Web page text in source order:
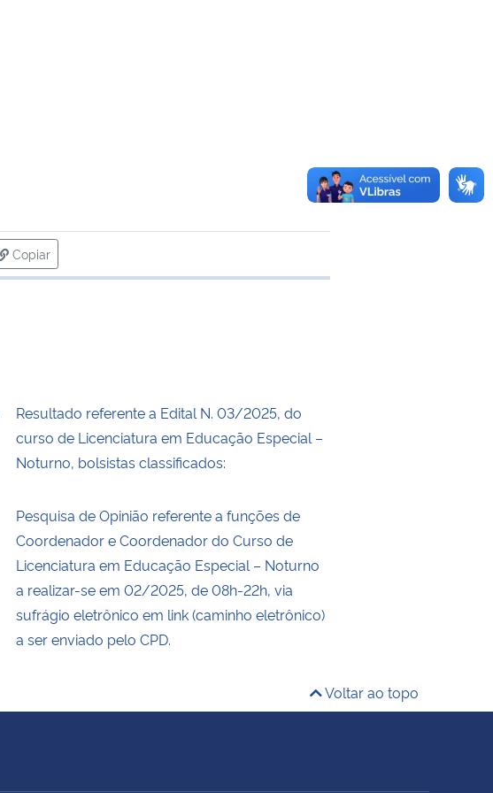
Copiar
para área de transferência
Resultado referente a Edital N. 03/2025, do
curso de Licenciatura em Educação Especial –
Noturno, bolsistas classificados:
Pesquisa de Opinião referente a funções de
Coordenador e Coordenador do Curso de
Licenciatura em Educação Especial – Noturno
a realizar-se em 02/2025, de 08h-22h, via
sufrágio eletrônico em link (caminho eletrônico)
a ser enviado pelo CPD.
Voltar ao topo